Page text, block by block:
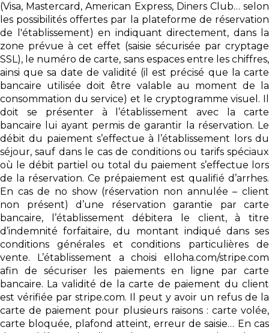
(Visa, Mastercard, American Express, Diners Club… selon
les possibilités offertes par la plateforme de réservation
de l'établissement) en indiquant directement, dans la
zone prévue à cet effet (saisie sécurisée par cryptage
SSL), le numéro de carte, sans espaces entre les chiffres,
ainsi que sa date de validité (il est précisé que la carte
bancaire utilisée doit être valable au moment de la
consommation du service) et le cryptogramme visuel. Il
doit se présenter à l’établissement avec la carte
bancaire lui ayant permis de garantir la réservation. Le
débit du paiement s’effectue à l’établissement lors du
séjour, sauf dans le cas de conditions ou tarifs spéciaux
où le débit partiel ou total du paiement s’effectue lors
de la réservation. Ce prépaiement est qualifié d’arrhes.
En cas de no show (réservation non annulée – client
non présent) d’une réservation garantie par carte
bancaire, l’établissement débitera le client, à titre
d’indemnité forfaitaire, du montant indiqué dans ses
conditions générales et conditions particulières de
vente. L’établissement a choisi elloha.com/stripe.com
afin de sécuriser les paiements en ligne par carte
bancaire. La validité de la carte de paiement du client
est vérifiée par stripe.com. Il peut y avoir un refus de la
carte de paiement pour plusieurs raisons : carte volée,
carte bloquée, plafond atteint, erreur de saisie… En cas